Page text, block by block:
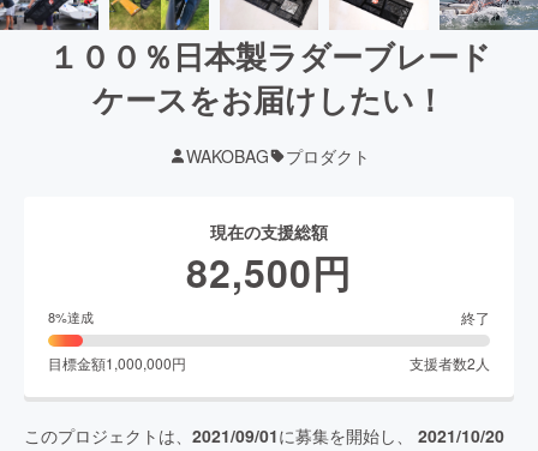
１００％日本製ラダーブレード
ケースをお届けしたい！
WAKOBAG プロダクト
現在の支援総額
82,500円
8%達成 終了
目標金額1,000,000円 支援者数2 人
このプロジェクトは、 2021/09/01に募集を開始し、 2021/10/20